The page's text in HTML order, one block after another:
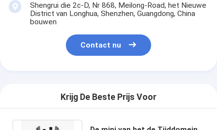
Shengrui die 2c-D, Nr 868, Meilong-Road, het Nieuwe
District van Longhua, Shenzhen, Guangdong, China
bouwen
Contact nu
Krijg De Beste Prijs Voor